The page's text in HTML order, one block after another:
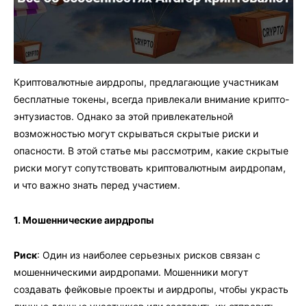
Криптовалютные аирдропы, предлагающие участникам
бесплатные токены, всегда привлекали внимание крипто-
энтузиастов. Однако за этой привлекательной
возможностью могут скрываться скрытые риски и
опасности. В этой статье мы рассмотрим, какие скрытые
риски могут сопутствовать криптовалютным аирдропам,
и что важно знать перед участием.
1. Мошеннические аирдропы
Риск: Один из наиболее серьезных рисков связан с
мошенническими аирдропами. Мошенники могут
создавать фейковые проекты и аирдропы, чтобы украсть